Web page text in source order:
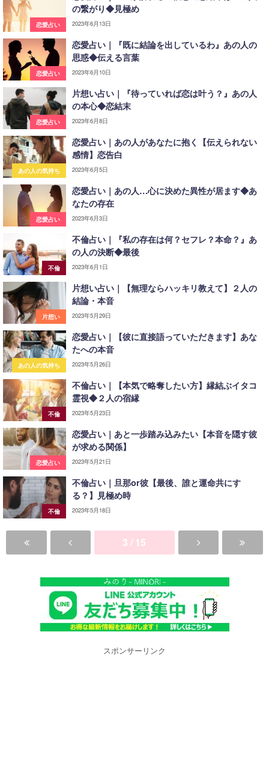
恋愛占い
の繋がり◆見極め
2023年6月13日
恋愛占い
恋愛占い｜『既に結論を出しているわ』あの人の
思惑◆伝える言葉
2023年6月10日
恋愛占い
片想い占い｜『待っていれば恋は叶う？』あの人
の本心◆恋結末
2023年6月8日
あの人の気持ち
恋愛占い｜あの人があなたに抱く【伝えられない
感情】恋告白
2023年6月5日
恋愛占い
恋愛占い｜あの人…心に決めた異性が居ます◆あ
なたの存在
2023年6月3日
不倫
不倫占い｜『私の存在は何？セフレ？本命？』あ
の人の決断◆最後
2023年6月1日
片想い
片想い占い｜【無理ならハッキリ教えて】２人の
結論・本音
2023年5月29日
あの人の気持ち
恋愛占い｜【彼に直接語っていただきます】あな
たへの本音
2023年5月26日
不倫
不倫占い｜【本気で略奪したい方】縁結ぶイタコ
霊視◆２人の宿縁
2023年5月23日
恋愛占い
恋愛占い｜あと一歩踏み込みたい【本音を隠す彼
が求める関係】
2023年5月21日
不倫
不倫占い｜旦那or彼【最後、誰と運命共にす
る？】見極め時
2023年5月18日
3 / 15
スポンサーリンク